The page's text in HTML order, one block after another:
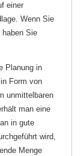
einer
Wenn Sie
haben Sie
Planung in
Form von
unmittelbaren
man eine
in gute
wird,
Menge